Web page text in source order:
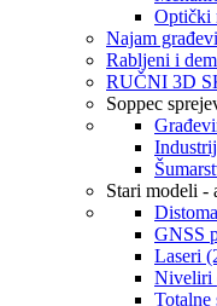
Optički
Najam
Rabljeni i
RUČNI 3D
Soppec
Stari modeli -
GNSS
Laseri
Niveliri
Totalne